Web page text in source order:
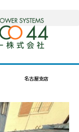
名古屋支店